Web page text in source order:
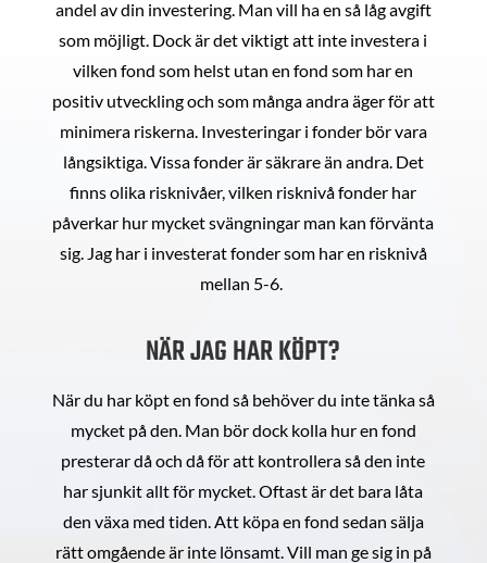
andel av din investering. Man vill ha en så låg avgift
som möjligt. Dock är det viktigt att inte investera i
vilken fond som helst utan en fond som har en
positiv utveckling och som många andra äger för att
minimera riskerna. Investeringar i fonder bör vara
långsiktiga. Vissa fonder är säkrare än andra. Det
finns olika risknivåer, vilken risknivå fonder har
påverkar hur mycket svängningar man kan förvänta
sig. Jag har i investerat fonder som har en risknivå
mellan 5-6.
NÄR JAG HAR KÖPT?
När du har köpt en fond så behöver du inte tänka så
mycket på den. Man bör dock kolla hur en fond
presterar då och då för att kontrollera så den inte
har sjunkit allt för mycket. Oftast är det bara låta
den växa med tiden. Att köpa en fond sedan sälja
rätt omgående är inte lönsamt. Vill man ge sig in på